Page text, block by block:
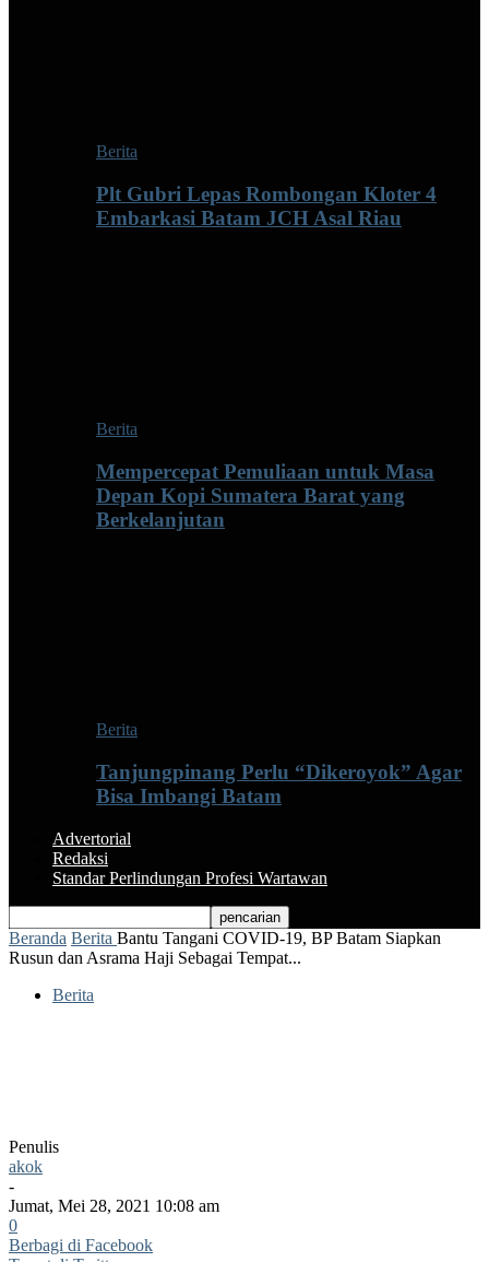
Berita
Plt Gubri Lepas Rombongan Kloter 4
Embarkasi Batam JCH Asal Riau
Berita
Mempercepat Pemuliaan untuk Masa
Depan Kopi Sumatera Barat yang
Berkelanjutan
Berita
Tanjungpinang Perlu “Dikeroyok” Agar
Bisa Imbangi Batam
Advertorial
Redaksi
Standar Perlindungan Profesi Wartawan
Beranda Berita Bantu Tangani COVID-19, BP Batam Siapkan
Rusun dan Asrama Haji Sebagai Tempat...
Berita
Penulis
akok
-
Jumat, Mei 28, 2021 10:08 am
0
Berbagi di Facebook